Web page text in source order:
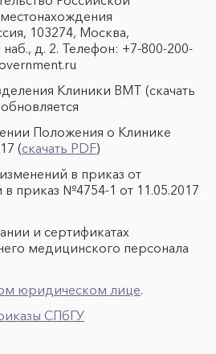
103274, Москва,
д. 2. Телефон: +7-800-200-
Клиники ВМТ (скачать
Положения о Клинике
(скачать PDF)
в приказ от
приказ №4754-1 от 11.05.2017
и сертификатах
медицинского персонала
юридическом лице.
СПбГУ